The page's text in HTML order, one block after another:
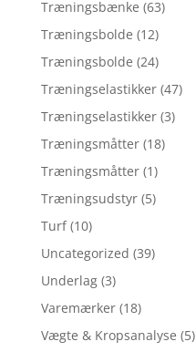
Træningsbænke (63)
Træningsbolde (12)
Træningsbolde (24)
Træningselastikker (47)
Træningselastikker (3)
Træningsmåtter (18)
Træningsmåtter (1)
Træningsudstyr (5)
Turf (10)
Uncategorized (39)
Underlag (3)
Varemærker (18)
Vægte & Kropsanalyse (5)